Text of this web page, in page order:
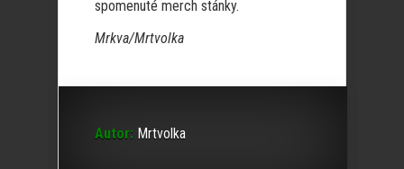
spomenuté merch stánky.
Mrkva/Mrtvolka
Autor: Mrtvolka